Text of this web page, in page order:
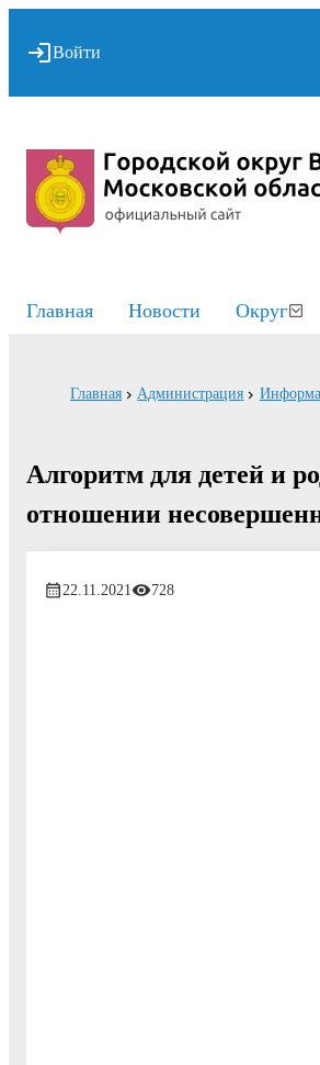
Войти
Главная Новости Округ
Главная Администрация
Алгоритм для детей и
отношении
22.11.2021 728